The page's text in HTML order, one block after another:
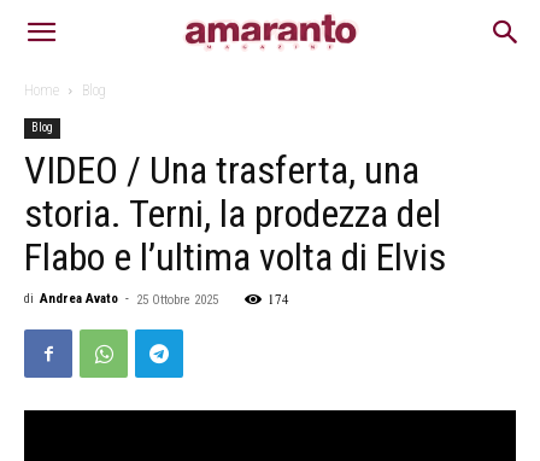
Home Blog
Blog
VIDEO / Una trasferta, una
storia. Terni, la prodezza del
Flabo e l’ultima volta di Elvis
di Andrea Avato - 25 Ottobre 2025 174